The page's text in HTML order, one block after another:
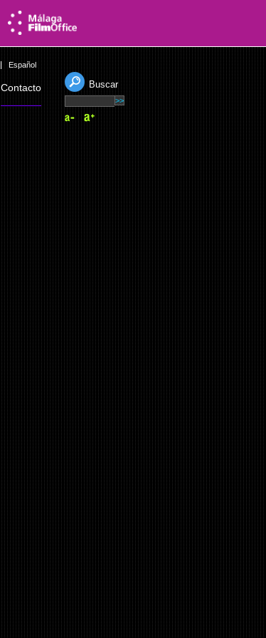
Español
Contacto Buscar